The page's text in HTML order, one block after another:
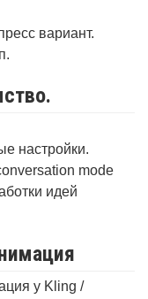
вариант.
настройки.
mode
идей
у Kling /